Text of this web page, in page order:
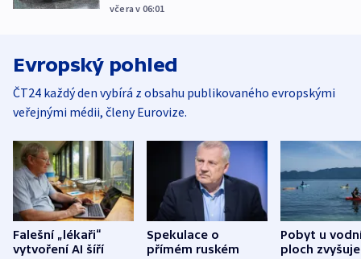
včera v 06:01
Evropský pohled
ČT24 každý den vybírá z obsahu publikovaného evropskými
veřejnými médii, členy Eurovize.
Falešní „lékaři“
vytvoření AI šíří
Spekulace o
přímém ruském
Pobyt u
ploch zvyšuje